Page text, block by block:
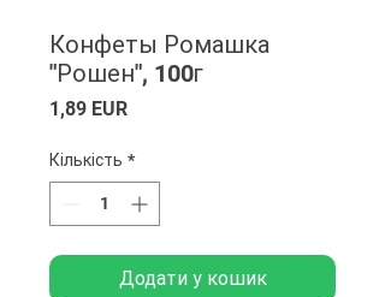
Конфеты Ромашка
"Рошен", 100г
1,89 EURЦіна
Кількість *
Додати у кошик